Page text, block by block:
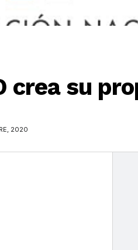
noticia
crea su
2020